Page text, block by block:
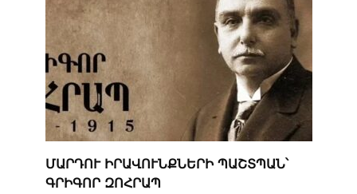
ՄԱՐԴՈՒ ԻՐԱՎՈՒՆՔՆԵՐԻ ՊԱՇՏՊԱՆ՝
ԳՐԻԳՈՐ ԶՈՀՐԱՊ